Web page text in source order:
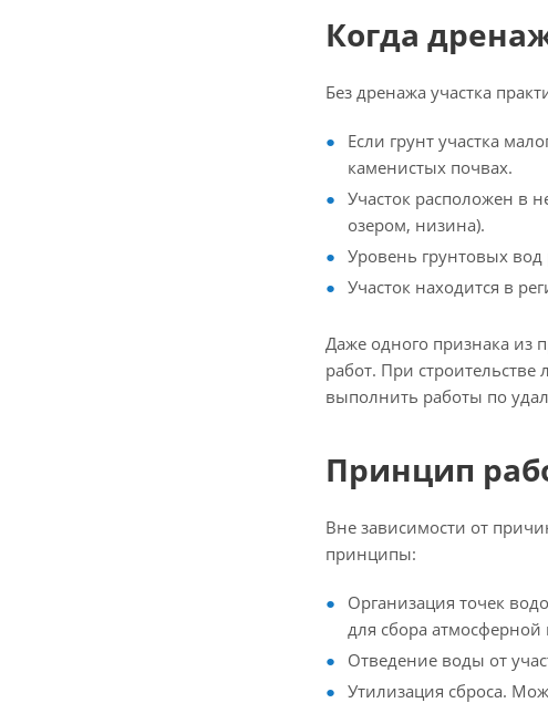
Когда
Без дренажа участка
Если грунт участка
каменистых почвах.
Участок расположен в
озером, низина).
Уровень грунтовых
Участок находится в
Даже одного признака из
работ. При
выполнить работы по
Принцип
Вне зависимости от
принципы:
Организация точек
для сбора
Отведение воды от
Утилизация сброса.